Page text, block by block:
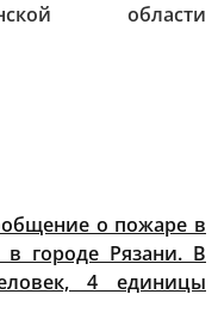
области
о пожаре в
городе Рязани. В
4 единицы